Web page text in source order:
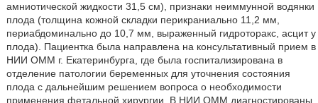
амниотической жидкости 31,5 см), признаки неиммунной водянки
плода (толщина кожной складки перикраниально 11,2 мм,
периабдоминально до 10,7 мм, выраженный гидроторакс, асцит у
плода). Пациентка была направлена на консультативный прием в
НИИ ОММ г. Екатеринбурга, где была госпитализирована в
отделение патологии беременных для уточнения состояния
плода с дальнейшим решением вопроса о необходимости
применения фетальной хирургии. В НИИ ОММ диагностированы